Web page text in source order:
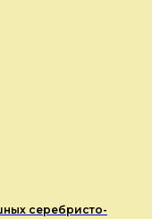
серебристо-